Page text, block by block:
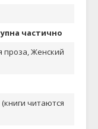
частично
Женский
читаются